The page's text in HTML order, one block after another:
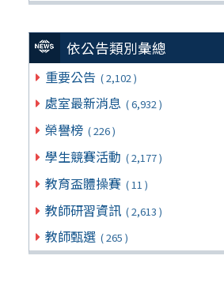
依公告類別彙總
重要公告 ( 2,102 )
處室最新消息 ( 6,932 )
榮譽榜 ( 226 )
學生競賽活動 ( 2,177 )
教育盃體操賽 ( 11 )
教師研習資訊 ( 2,613 )
教師甄選 ( 265 )